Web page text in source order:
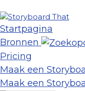
Startpagina
Bronnen
Pricing
Maak een
Maak een